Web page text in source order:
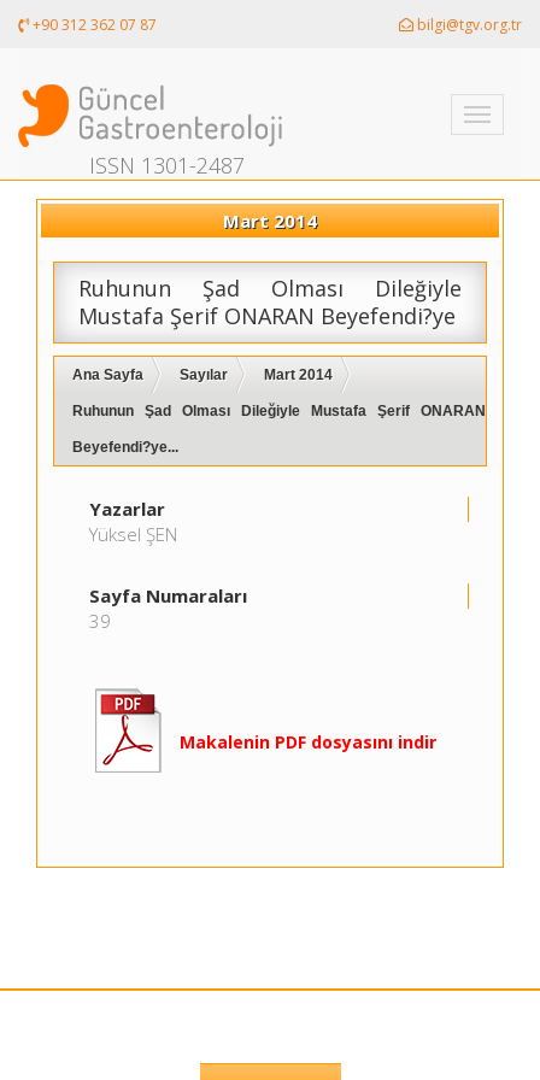
+90 312 362 07 87 bilgi@tgv.org.tr
Toggle
ISSN 1301-2487
Mart 2014
Ruhunun Şad Olması Dileğiyle
Mustafa Şerif ONARAN Beyefendi?ye
Ana Sayfa Sayılar Mart 2014
Ruhunun Şad Olması Dileğiyle Mustafa Şerif ONARAN
Beyefendi?ye...
Yazarlar
Yüksel ŞEN
Sayfa Numaraları
39
Makalenin PDF dosyasını indir